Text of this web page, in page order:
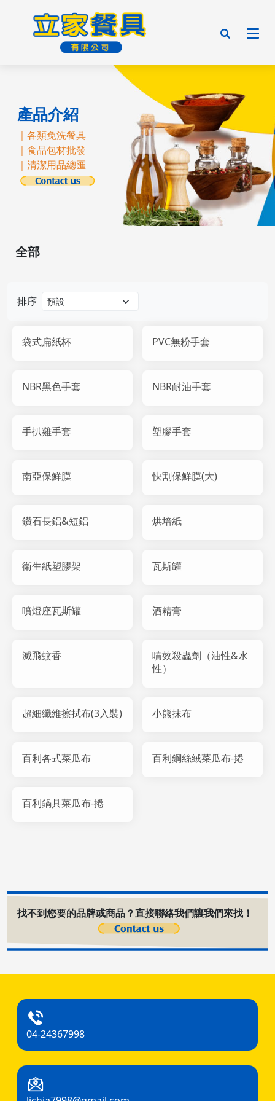
產品介紹
｜各類免洗餐具
｜食品包材批發
｜清潔用品總匯
排序
袋式扁紙杯 PVC無粉手套
NBR黑色手套 NBR耐油手套
手扒雞手套 塑膠手套
南亞保鮮膜 快割保鮮膜(大)
鑽石長鋁&短鋁 烘培紙
衛生紙塑膠架 瓦斯罐
噴燈座瓦斯罐 酒精膏
滅飛蚊香
噴效殺蟲劑（油性&水
性）
超細纖維擦拭布(3入裝) 小熊抹布
百利各式菜瓜布 百利鋼絲絨菜瓜布-捲
百利鍋具菜瓜布-捲
全部
找不到您要的品牌或商品？直接聯絡我們讓我們來找！
04-24367998